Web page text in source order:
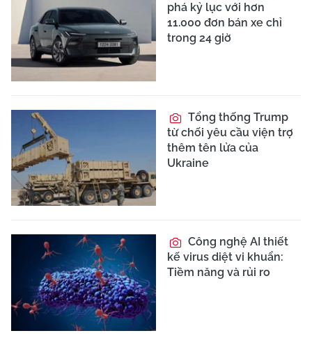
phá kỷ lục với hơn
11.000 đơn bán xe chỉ
trong 24 giờ
Tổng thống Trump
từ chối yêu cầu viện trợ
thêm tên lửa của
Ukraine
Công nghệ AI thiết
kế virus diệt vi khuẩn:
Tiềm năng và rủi ro